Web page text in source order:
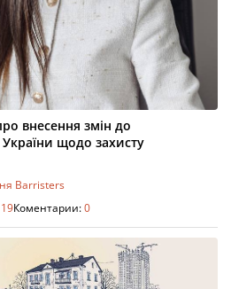
внесення змін до
щодо захисту
Barristers
Коментарии:0